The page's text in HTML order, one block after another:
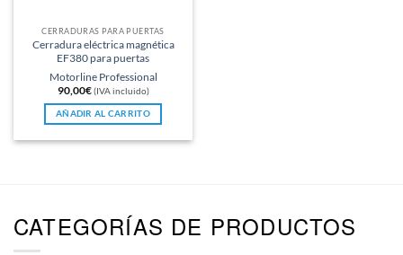
CERRADURAS PARA PUERTAS
Cerradura eléctrica magnética
EF380 para puertas
Motorline Professional
90,00€ (IVA incluido)
AÑADIR AL CARRITO
CATEGORÍAS DE PRODUCTOS